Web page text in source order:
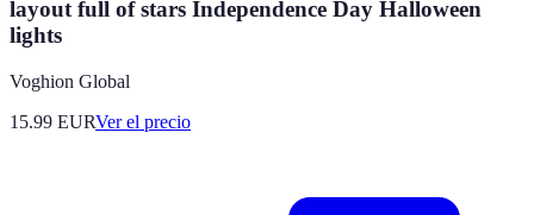
layout full of stars Independence Day Halloween
lights
Voghion Global
15.99 EURVer el precio